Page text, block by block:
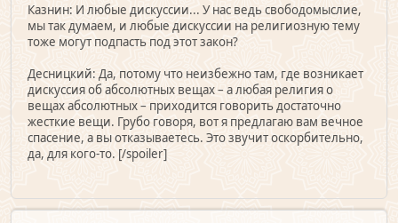
Казнин: И любые дискуссии... У нас ведь свободомыслие,
мы так думаем, и любые дискуссии на религиозную тему
тоже могут подпасть под этот закон?
Десницкий: Да, потому что неизбежно там, где возникает
дискуссия об абсолютных вещах – а любая религия о
вещах абсолютных – приходится говорить достаточно
жесткие вещи. Грубо говоря, вот я предлагаю вам вечное
спасение, а вы отказываетесь. Это звучит оскорбительно,
да, для кого-то. [/spoiler]